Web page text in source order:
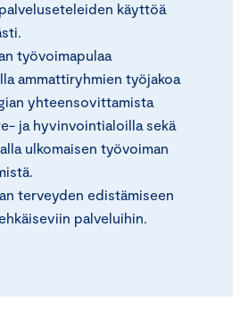
käyttöä
työvoimapulaa
ammattiryhmien työjakoa
yhteensovittamista
ja hyvinvointialoilla sekä
ulkomaisen työvoiman
terveyden edistämiseen
palveluihin.